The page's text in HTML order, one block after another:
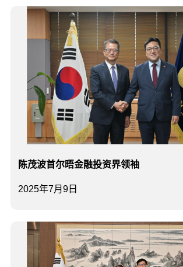
2025年7月9日
陈茂波首尔晤金融投资界领袖